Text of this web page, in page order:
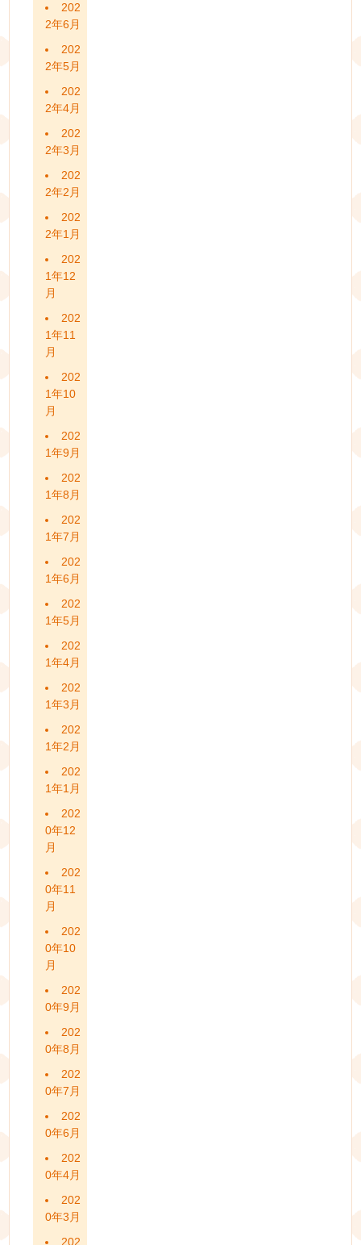
202
2年6月
202
2年5月
202
2年4月
202
2年3月
202
2年2月
202
2年1月
202
1年12
月
202
1年11
月
202
1年10
月
202
1年9月
202
1年8月
202
1年7月
202
1年6月
202
1年5月
202
1年4月
202
1年3月
202
1年2月
202
1年1月
202
0年12
月
202
0年11
月
202
0年10
月
202
0年9月
202
0年8月
202
0年7月
202
0年6月
202
0年4月
202
0年3月
202